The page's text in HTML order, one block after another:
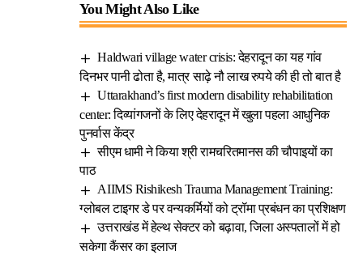
You Might Also Like
Haldwari village water crisis: देहरादून का यह गांव
दिनभर पानी ढोता है, मात्र साढ़े नौ लाख रुपये की ही तो बात है
Uttarakhand’s first modern disability rehabilitation
center: दिव्यांगजनों के लिए देहरादून में खुला पहला आधुनिक
पुनर्वास केंद्र
सीएम धामी ने किया श्री रामचरितमानस की चौपाइयों का
पाठ
AIIMS Rishikesh Trauma Management Training:
ग्लोबल टाइगर डे पर वन्यकर्मियों को ट्रॉमा प्रबंधन का प्रशिक्षण
उत्तराखंड में हेल्थ सेक्टर को बढ़ावा, जिला अस्पतालों में हो
सकेगा कैंसर का इलाज